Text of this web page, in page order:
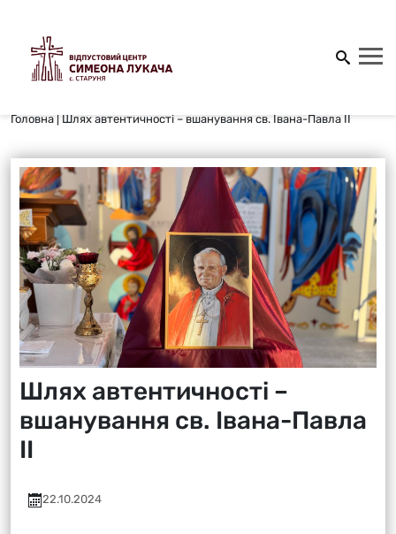
Головна | Шлях автентичності – вшанування св. Івана-Павла ІІ
Шлях автентичності –
вшанування св. Івана-Павла
ІІ
22.10.2024